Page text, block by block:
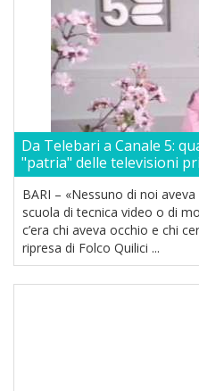
Da Telebari a Canale 5:
"patria" delle televisioni
BARI – «Nessuno di noi
scuola di tecnica video o di
c’era chi aveva occhio e chi
ripresa di Folco Quilici ...